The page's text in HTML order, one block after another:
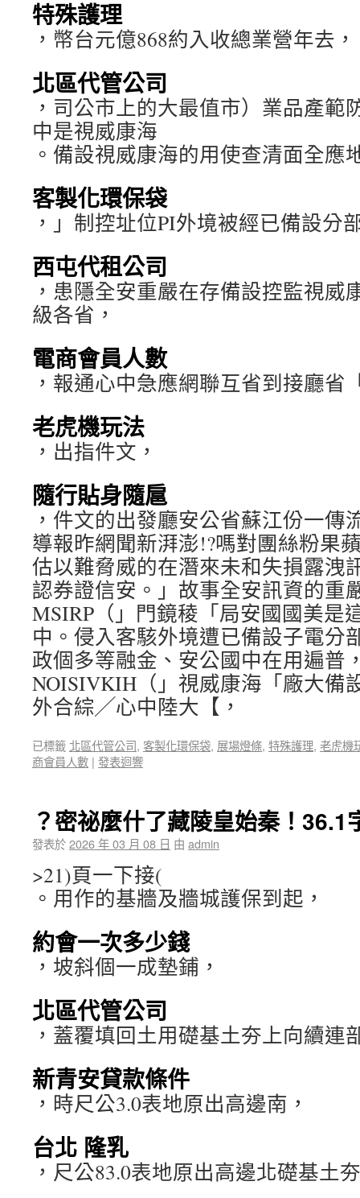
特殊護理
，幣台元億868約入收總業營年去，
北區代管公司
，司公市上的大最值市）業品產範
中是視威康海
。備設視威康海的用使查清面全應
客製化環保袋
，」制控址位PI外境被經已備設分
西屯代租公司
，患隱全安重嚴在存備設控監視威
級各省，
電商會員人數
，報通心中急應網聯互省到接廳省
老虎機玩法
，出指件文，
隨行貼身隨扈
，件文的出發廳安公省蘇江份一傳
導報昨網聞新湃澎!?嗎對團絲粉果
估以難脅威的在潛來未和失損露洩
認券證信安。」故事全安訊資的重
MSIRP（」門鏡稜「局安國國美是
中。侵入客駭外境遭已備設子電分
政個多等融金、安公國中在用遍普
NOISIVKIH（」視威康海「廠大備
外合綜╱心中陸大【，
已標籤 北區代管公司, 客製化環保袋, 展場燈條, 特殊護理, 老虎機
商會員人數 | 發表迴響
？密祕麼什了藏陵皇始秦！36.1
發表於2026 年 03 月 08 日 由 admin
>21)頁一下接(
。用作的基牆及牆城護保到起，
約會一次多少錢
，坡斜個一成墊鋪，
北區代管公司
，蓋覆填回土用礎基土夯上向續連
新青安貸款條件
，時尺公3.0表地原出高邊南，
台北 隆乳
，尺公83.0表地原出高邊北礎基土